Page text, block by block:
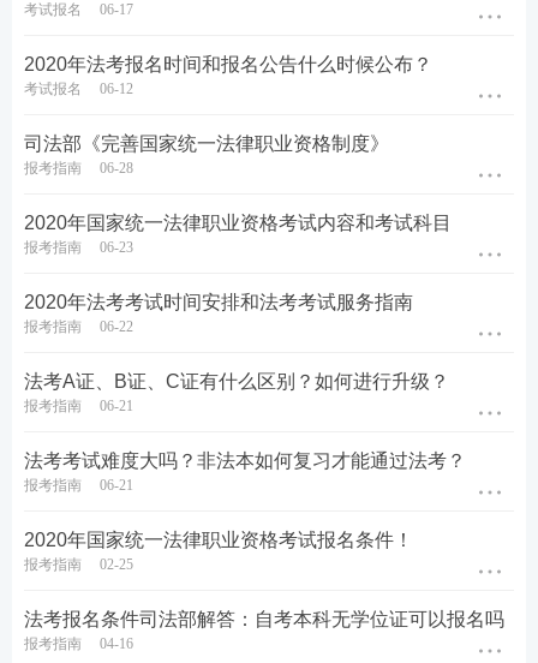
考试报名 06-17
2020年法考报名时间和报名公告什么时候公布？
考试报名 06-12
司法部《完善国家统一法律职业资格制度》
报考指南 06-28
2020年国家统一法律职业资格考试内容和考试科目
报考指南 06-23
2020年法考考试时间安排和法考考试服务指南
报考指南 06-22
法考A证、B证、C证有什么区别？如何进行升级？
报考指南 06-21
法考考试难度大吗？非法本如何复习才能通过法考？
报考指南 06-21
2020年国家统一法律职业资格考试报名条件！
报考指南 02-25
法考报名条件司法部解答：自考本科无学位证可以报名吗
报考指南 04-16